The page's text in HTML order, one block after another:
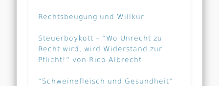
Rechtsbeugung und Willkür
Steuerboykott – “Wo Unrecht zu
Recht wird, wird Widerstand zur
Pflicht!” von Rico Albrecht
“Schweinefleisch und Gesundheit”